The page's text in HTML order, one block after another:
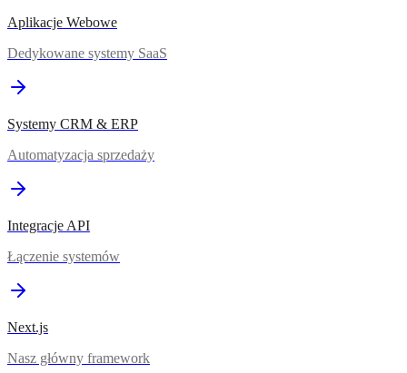
Aplikacje Webowe
Dedykowane systemy SaaS
Systemy CRM & ERP
Automatyzacja sprzedaży
Integracje API
Łączenie systemów
Next.js
Nasz główny framework